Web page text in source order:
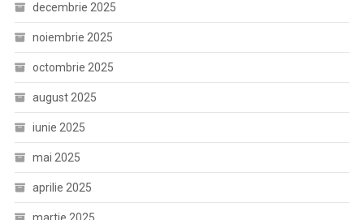
decembrie 2025
noiembrie 2025
octombrie 2025
august 2025
iunie 2025
mai 2025
aprilie 2025